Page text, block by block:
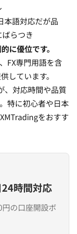
語対応だが品
ばらつき
に優位です。
FX専門用語を含
しています。
、対応時間や品質
特に初心者や日本
をおすす
時間対応
の口座開設ボ